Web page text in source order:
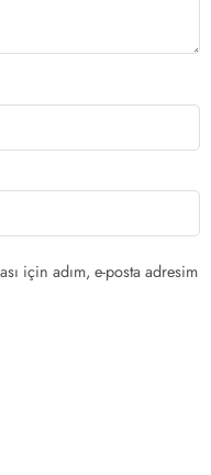
için adım, e-posta adresim